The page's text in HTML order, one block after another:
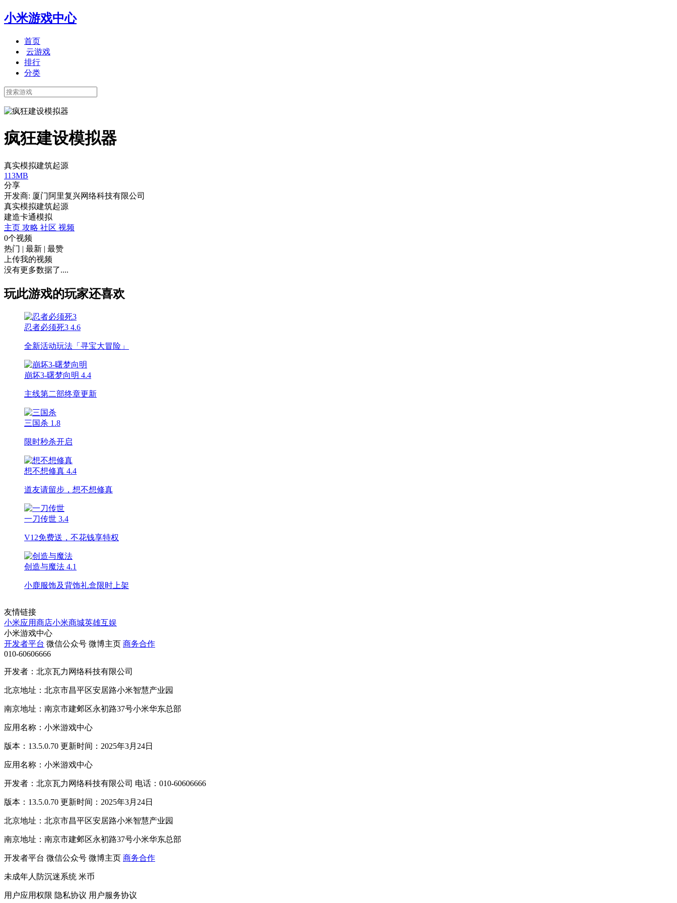
小米游戏中心
首页
云游戏
排行
分类
疯狂建设模拟器
真实模拟建筑起源
113MB
分享
开发商: 厦门阿里复兴网络科技有限公司
真实模拟建筑起源
建造卡通模拟
主页 攻略 社区 视频
0个视频
热门 | 最新 | 最赞
上传我的视频
没有更多数据了....
玩此游戏的玩家还喜欢
忍者必须死3 4.6
全新活动玩法「寻宝大冒险」
崩坏3-曙梦向明 4.4
主线第二部终章更新
三国杀 1.8
限时秒杀开启
想不想修真 4.4
道友请留步，想不想修真
一刀传世 3.4
V12免费送，不花钱享特权
创造与魔法 4.1
小鹿服饰及背饰礼盒限时上架
友情链接
小米应用商店小米商城英雄互娱
小米游戏中心
开发者平台 微信公众号 微博主页 商务合作
010-60606666
开发者：北京瓦力网络科技有限公司
北京地址：北京市昌平区安居路小米智慧产业园
南京地址：南京市建邺区永初路37号小米华东总部
应用名称：小米游戏中心
版本：13.5.0.70 更新时间：2025年3月24日
应用名称：小米游戏中心
开发者：北京瓦力网络科技有限公司 电话：010-60606666
版本：13.5.0.70 更新时间：2025年3月24日
北京地址：北京市昌平区安居路小米智慧产业园
南京地址：南京市建邺区永初路37号小米华东总部
开发者平台 微信公众号 微博主页 商务合作
未成年人防沉迷系统 米币
用户应用权限 隐私协议 用户服务协议